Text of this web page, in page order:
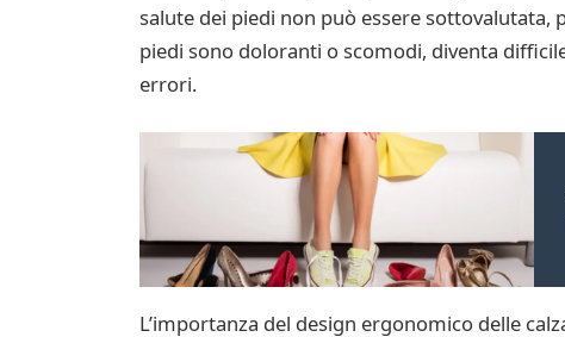
salute dei piedi non può essere
piedi sono doloranti o scomodi, diventa
errori.
L’importanza del design ergonomico delle